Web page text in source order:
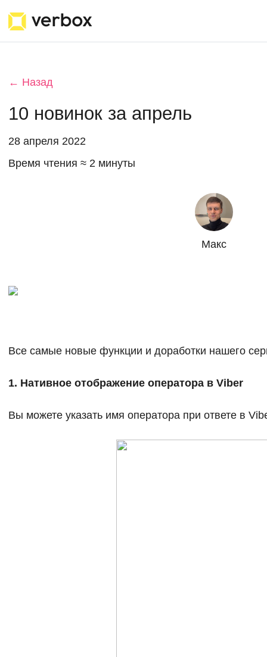
← Назад
10 новинок за апрель
28 апреля 2022
Время чтения ≈ 2 минуты
Макс
Все самые новые функции и доработки нашего
1. Нативное отображение оператора в Viber
Вы можете указать имя оператора при ответе в